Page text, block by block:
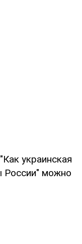
украинская
России" можно